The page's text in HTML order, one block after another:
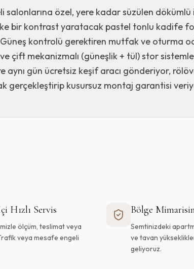
salonlarına özel, yere kadar süzülen dökümlü
bir kontrast yaratacak pastel tonlu kadife
kontrolü gerektiren mutfak ve oturma
çift mekanizmalı (güneşlik + tül) stor
aynı gün ücretsiz keşif aracı gönderiyor,
gerçekleştirip kusursuz montaj garantisi
Hızlı Servis
ölçüm, teslimat veya
veya mesafe engeli
Bölge
Semtinizdeki
ve tavan
geliyoruz.